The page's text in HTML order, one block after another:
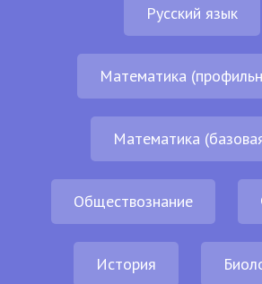
Русский язык
Математика
Математика
Обществознание
История